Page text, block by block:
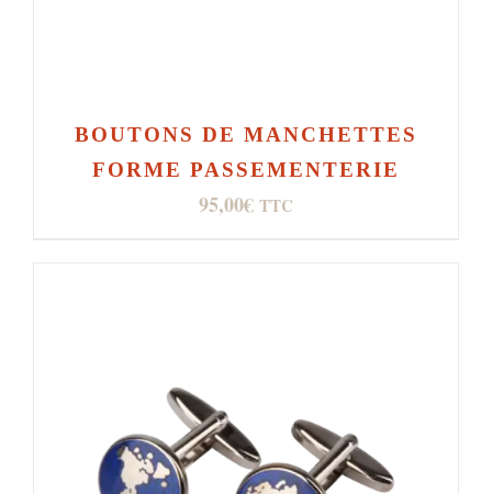
BOUTONS DE MANCHETTES
FORME PASSEMENTERIE
95,00€ TTC